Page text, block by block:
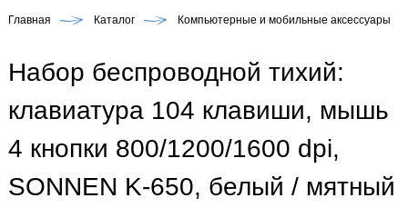
Главная Каталог Компьютерные и мобильные аксессуары
Набор беспроводной тихий:
клавиатура 104 клавиши, мышь
4 кнопки 800/1200/1600 dpi,
SONNEN K-650, белый / мятный